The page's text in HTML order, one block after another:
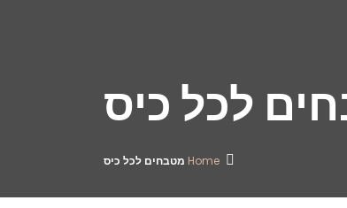
לכל כיס
Home מטבחים לכל כיס